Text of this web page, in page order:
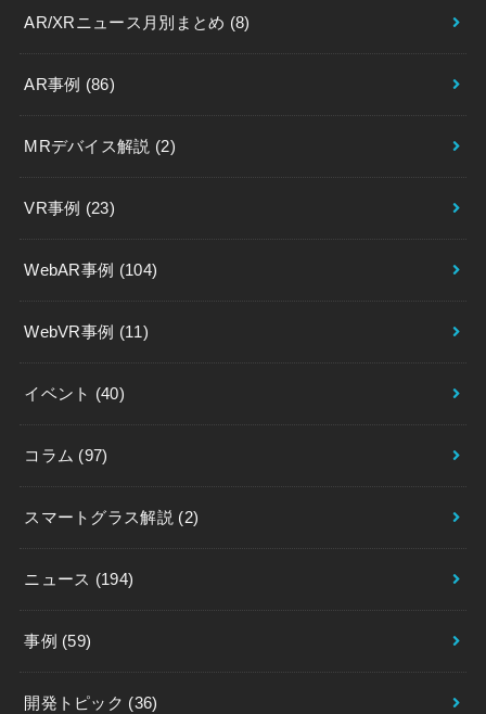
AR/XRニュース月別まとめ (8)
AR事例 (86)
MRデバイス解説 (2)
VR事例 (23)
WebAR事例 (104)
WebVR事例 (11)
イベント (40)
コラム (97)
スマートグラス解説 (2)
ニュース (194)
事例 (59)
開発トピック (36)